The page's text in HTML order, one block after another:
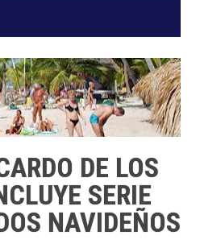
DE LOS
SERIE
NAVIDEÑOS